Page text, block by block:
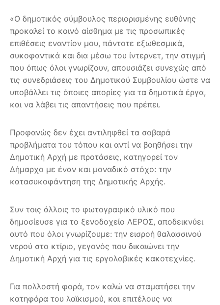
«Ο δημοτικός σύμβουλος περιορισμένης ευθύνης
προκαλεί το κοινό αίσθημα με τις προσωπικές
επιθέσεις εναντίον μου, πάντοτε εξωθεσμικά,
συκοφαντικά και δια μέσω του ίντερνετ, την στιγμή
που όπως όλοι γνωρίζουν, απουσιάζει συνεχώς από
τις συνεδριάσεις του Δημοτικού Συμβουλίου ώστε να
υποβάλλει τις όποιες απορίες για τα δημοτικά έργα,
και να λάβει τις απαντήσεις που πρέπει.
Προφανώς δεν έχει αντιληφθεί τα σοβαρά
προβλήματα του τόπου και αντί να βοηθήσει την
Δημοτική Αρχή με προτάσεις, κατηγορεί τον
Δήμαρχο με έναν και μοναδικό στόχο: την
κατασυκοφάντηση της Δημοτικής Αρχής.
Συν τοις άλλοις το φωτογραφικό υλικό που
δημοσίευσε για το ξενοδοχείο ΛΕΡΟΣ, αποδεικνύει
αυτό που όλοι γνωρίζουμε: την εισροή θαλασσινού
νερού στο κτίριο, γεγονός που δικαιώνει την
Δημοτική Αρχή για τις εργολαβικές κακοτεχνίες.
Για πολλοστή φορά, τον καλώ να σταματήσει την
κατηφόρα του λαϊκισμού, και επιτέλους να